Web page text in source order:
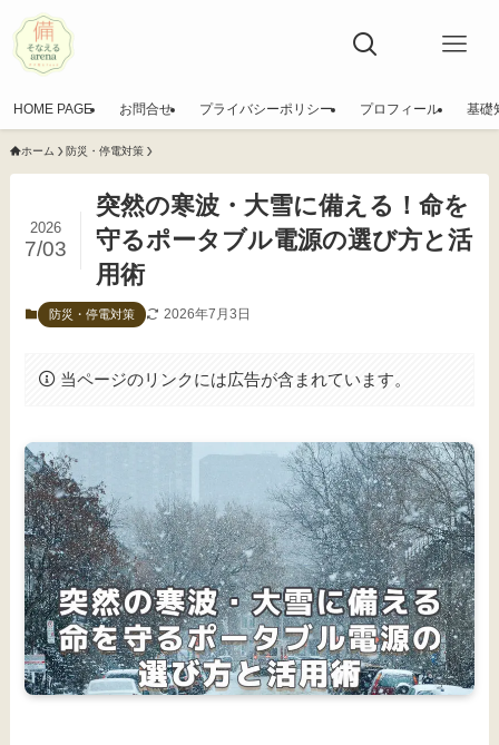
HOME PAGE お問合せ プライバシーポリシー プロフィール 基礎
ホーム 防災・停電対策
突然の寒波・大雪に備える！命を
守るポータブル電源の選び方と活
用術
2026
7/03
防災・停電対策 2026年7月3日
当ページのリンクには広告が含まれています。